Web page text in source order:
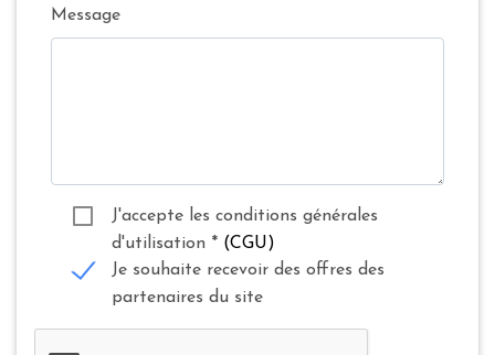
Message
J'accepte les conditions générales
d'utilisation * (CGU)
Je souhaite recevoir des offres des
partenaires du site